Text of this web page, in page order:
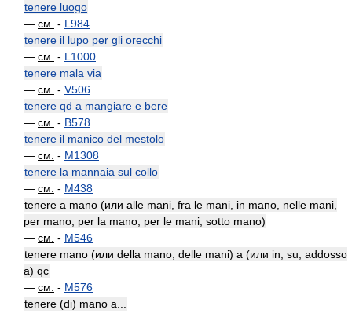
tenere luogo
— см. - L984
tenere il lupo per gli orecchi
— см. - L1000
tenere mala via
— см. - V506
tenere qd a mangiare e bere
— см. - B578
tenere il manico del mestolo
— см. - M1308
tenere la mannaia sul collo
— см. - M438
tenere a mano (или alle mani, fra le mani, in mano, nelle mani,
per mano, per la mano, per le mani, sotto mano)
— см. - M546
tenere mano (или della mano, delle mani) a (или in, su, addosso
a) qc
— см. - M576
tenere (di) mano a...